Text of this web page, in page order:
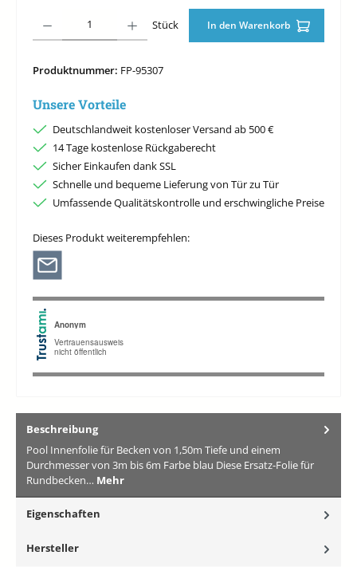
Stück In den Warenkorb
Produktnummer: FP-95307
Unsere Vorteile
Deutschlandweit kostenloser Versand ab 500 €
14 Tage kostenlose Rückgaberecht
Sicher Einkaufen dank SSL
Schnelle und bequeme Lieferung von Tür zu Tür
Umfassende Qualitätskontrolle und erschwingliche Preise
Dieses Produkt weiterempfehlen:
Beschreibung
Pool Innenfolie für Becken von 1,50m Tiefe und einem
Durchmesser von 3m bis 6m Farbe blau Diese Ersatz-Folie für
Rundbecken… Mehr
Eigenschaften
Hersteller